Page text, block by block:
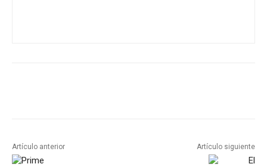
Artículo anterior Artículo siguiente